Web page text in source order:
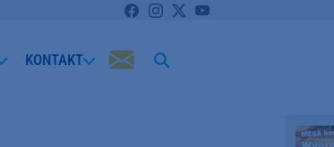
KONTAKT